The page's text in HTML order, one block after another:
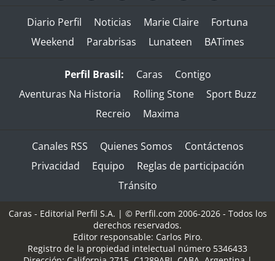
Diario Perfil Noticias Marie Claire
Fortuna
Weekend
Parabrisas Lunateen BATimes
Perfil Brasil: Caras
Contigo
Aventuras Na Historia
Rolling Stone
Sport Buzz
Recreio
Maxima
Canales RSS Quienes Somos
Contáctenos
Privacidad
Equipo
Reglas de participación
Tránsito
Caras - Editorial Perfil S.A. | © Perfil.com 2006-2026 - Todos los
derechos reservados.
Editor responsable: Carlos Piro.
Registro de la propiedad intelectual número 5346433